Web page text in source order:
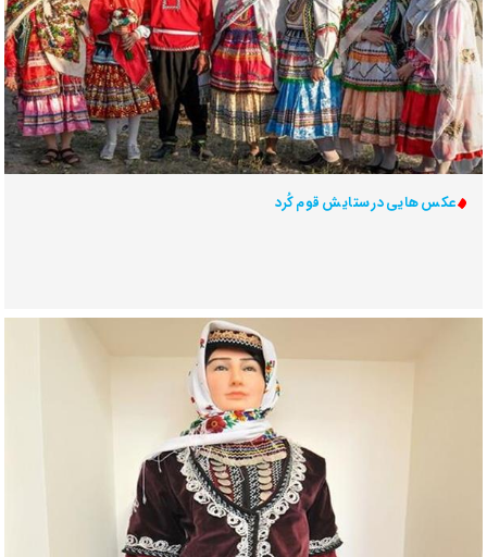
عکس هایی در ستایش قوم کُرد